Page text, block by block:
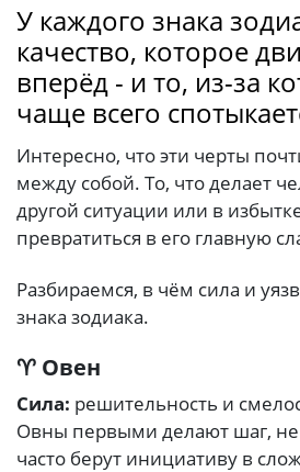
У каждого знака
качество, которое
вперёд - и то, из-за
чаще всего
Интересно, что эти черты
между собой. То, что делает
другой ситуации или в
превратиться в его главную
Разбираемся, в чём сила и
знака зодиака.
♈ Овен
Сила: решительность и
Овны первыми делают шаг, не
часто берут инициативу в